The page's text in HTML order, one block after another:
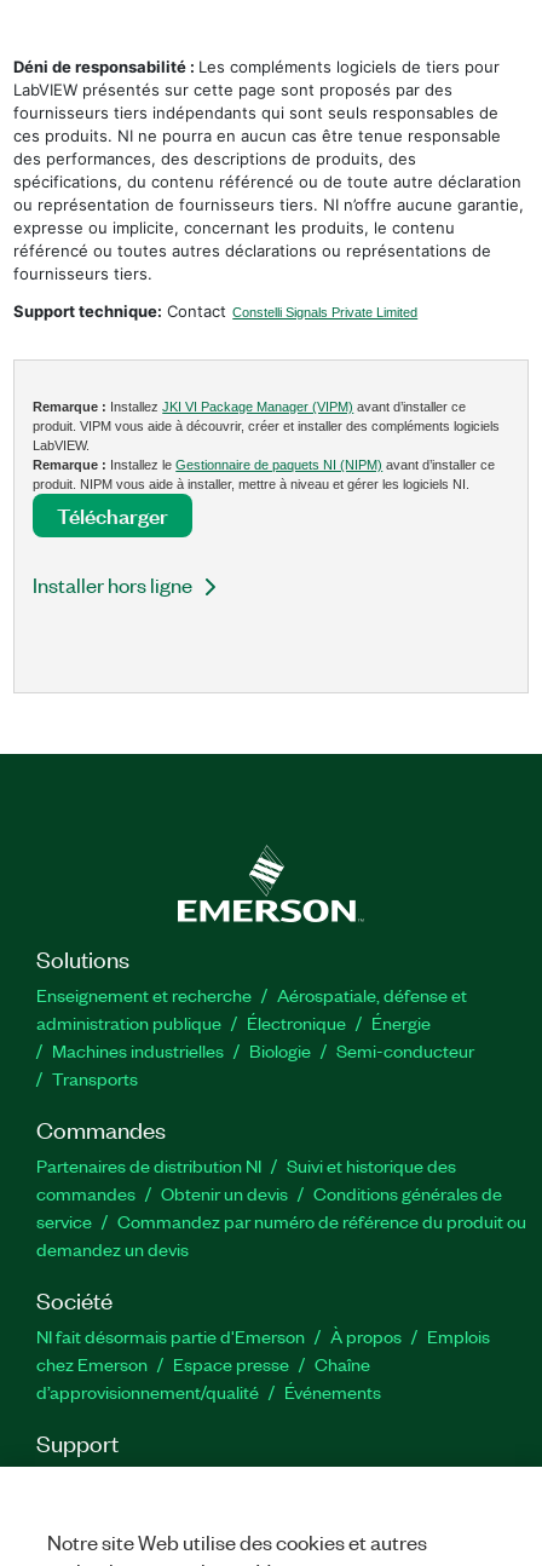
Déni de responsabilité : Les compléments logiciels de tiers pour
LabVIEW présentés sur cette page sont proposés par des
fournisseurs tiers indépendants qui sont seuls responsables de
ces produits. NI ne pourra en aucun cas être tenue responsable
des performances, des descriptions de produits, des
spécifications, du contenu référencé ou de toute autre déclaration
ou représentation de fournisseurs tiers. NI n’offre aucune garantie,
expresse ou implicite, concernant les produits, le contenu
référencé ou toutes autres déclarations ou représentations de
fournisseurs tiers.
Support technique: Contact Constelli Signals Private Limited
Remarque : InstallezJKI VI Package Manager (VIPM) avant d’installer ce
produit. VIPM vous aide à découvrir, créer et installer des compléments logiciels
LabVIEW.
Remarque : Installez leGestionnaire de paquets NI (NIPM) avant d’installer ce
produit. NIPM vous aide à installer, mettre à niveau et gérer les logiciels NI.
Télécharger
Installer hors ligne
Solutions
Enseignement et recherche
Aérospatiale, défense et
administration publique
Électronique
Énergie​
Machines industrielles
Biologie
Semi-conducteur
Transports
Commandes
Partenaires de distribution NI
Suivi et historique des
commandes
Obtenir un devis
Conditions générales de
service
Commandez par numéro de référence du produit ou
demandez un devis
Société
NI fait désormais partie d'Emerson À propos
Emplois
chez Emerson
Espace presse
Chaîne
d’approvisionnement/qualité
Événements
Support
service
Commentaires sur le site
Notre site Web utilise des cookies et autres